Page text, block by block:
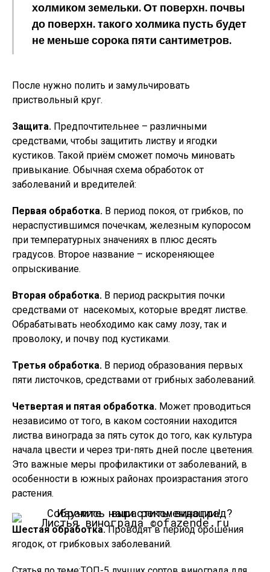
холмиком земельки. От поверхн. почвы
до поверхн. такого холмика пусть будет
не меньше сорока пяти сантиметров.
После нужно полить и замульчировать
приствольный круг.
Защита. Предпочтительнее – различными
средствами, чтобы защитить листву и ягодки
кустиков. Такой приём сможет помочь миновать
привыкание. Обычная схема обработок от
заболеваний и вредителей:
Первая обработка. В период покоя, от грибков, по
нераспустившимся почечкам, железным купоросом
при температурных значениях в плюс десять
градусов. Второе название – искореняющее
опрыскивание.
Вторая обработка. В период раскрытия почки
средствами от насекомых, которые вредят листве.
Обрабатывать необходимо как саму лозу, так и
проволоку, и почву под кустиками.
Третья обработка. В период образования первых
пяти листочков, средствами от грибных заболеваний.
Четвертая и пятая обработка. Может проводиться
независимо от того, в каком состоянии находится
листва винограда за пять суток до того, как культура
начала цвести и через три-пять дней после цветения.
Это важные меры профилактики от заболеваний, в
особенности в южных районах произрастания этого
растения.
Листья винограда ©ofazende.ru
Шестая обработка.Проводят в период орошения
ягодок, от грибковых заболеваний.